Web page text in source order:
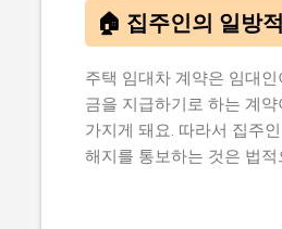
🏠 집주인의 일방
주택 임대차 계약은 임대
금을 지급하기로 하는 계
가지게 돼요. 따라서 집주
해지를 통보하는 것은 법